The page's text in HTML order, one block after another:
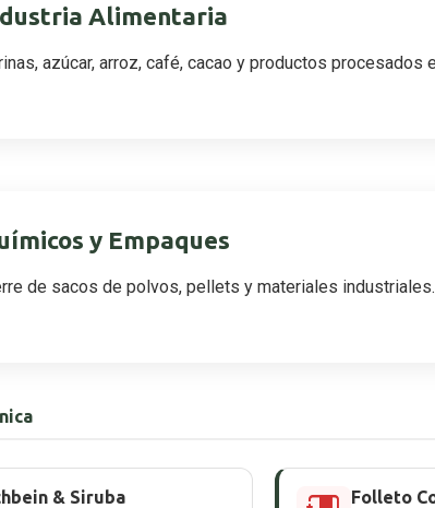
Alimentaria
azúcar, arroz, café, cacao y productos procesados
y Empaques
de sacos de polvos, pellets y materiales industriales.
& Siruba Folleto